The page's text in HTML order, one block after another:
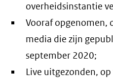
overheidsinstantie
Vooraf opgenomen,
media die zijn
september 2020;
Live uitgezonden,